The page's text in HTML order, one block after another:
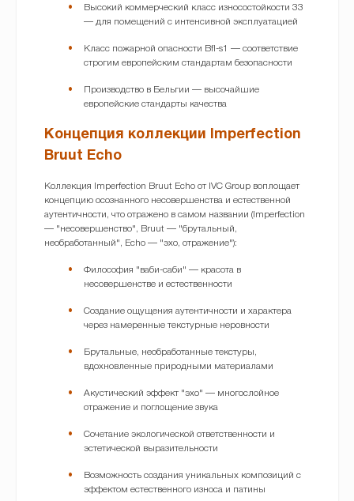
Высокий коммерческий класс износостойкости 33
— для помещений с интенсивной эксплуатацией
Класс пожарной опасности Bfl-s1 — соответствие
строгим европейским стандартам безопасности
Производство в Бельгии — высочайшие
европейские стандарты качества
Концепция коллекции Imperfection
Bruut Echo
Коллекция Imperfection Bruut Echo от IVC Group воплощает
концепцию осознанного несовершенства и естественной
аутентичности, что отражено в самом названии (Imperfection
— "несовершенство", Bruut — "брутальный,
необработанный", Echo — "эхо, отражение"):
Философия "ваби-саби" — красота в
несовершенстве и естественности
Создание ощущения аутентичности и характера
через намеренные текстурные неровности
Брутальные, необработанные текстуры,
вдохновленные природными материалами
Акустический эффект "эхо" — многослойное
отражение и поглощение звука
Сочетание экологической ответственности и
эстетической выразительности
Возможность создания уникальных композиций с
эффектом естественного износа и патины